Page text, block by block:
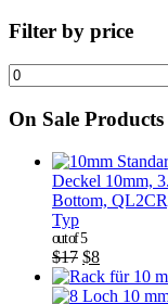
Filter by price
On Sale Products
Deckel 10mm,
Bottom,
Typ
out of 5
$17 $8